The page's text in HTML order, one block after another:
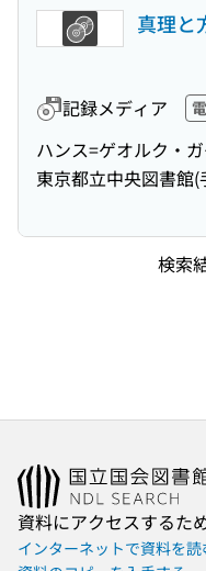
真理と
記録メディア
ハンス=ゲオルク・
東京都立中央図書館(
検索
資料にアクセスするた
インターネットで資料を読